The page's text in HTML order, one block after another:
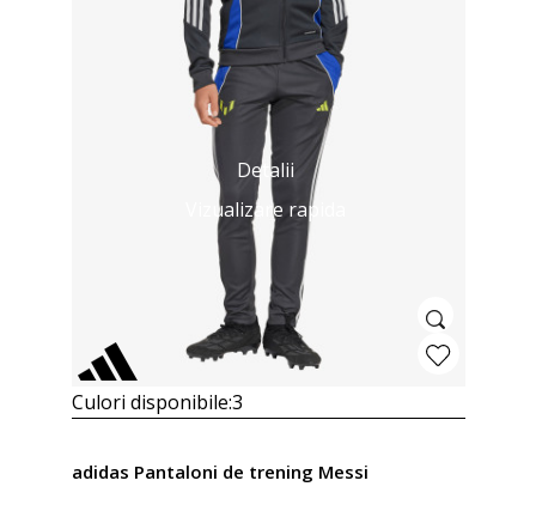
Detalii
Vizualizare rapida
Culori disponibile:3
adidas Pantaloni de trening Messi